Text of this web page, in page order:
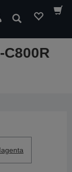
Suchen